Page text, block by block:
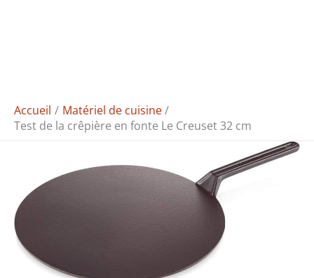
Accueil
Matériel de cuisine
Test de la crêpière en fonte Le Creuset 32 cm